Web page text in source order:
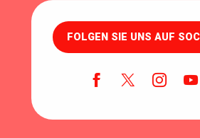
FOLGEN SIE UNS AUF